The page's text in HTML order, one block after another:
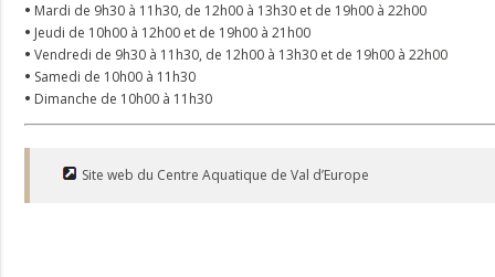
• Mardi de 9h30 à 11h30, de 12h00 à 13h30 et de 19h00 à 22h00
• Jeudi de 10h00 à 12h00 et de 19h00 à 21h00
• Vendredi de 9h30 à 11h30, de 12h00 à 13h30 et de 19h00 à 22h00
• Samedi de 10h00 à 11h30
• Dimanche de 10h00 à 11h30
Site web du Centre Aquatique de Val d’Europe